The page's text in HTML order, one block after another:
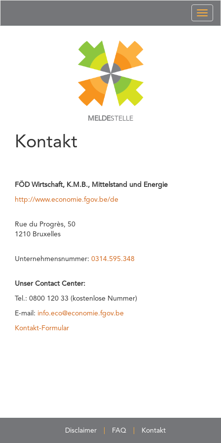
MELDESTELLE
Kontakt
FÖD Wirtschaft, K.M.B., Mittelstand und Energie
http://www.economie.fgov.be/de
Rue du Progrès, 50
1210 Bruxelles
Unternehmensnummer: 0314.595.348
Unser Contact Center:
Tel.: 0800 120 33 (kostenlose Nummer)
E-mail: info.eco@economie.fgov.be
Kontakt-Formular
Disclaimer FAQ Kontakt